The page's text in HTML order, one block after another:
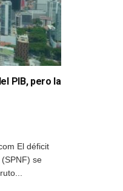
PIB, pero la
El déficit
se